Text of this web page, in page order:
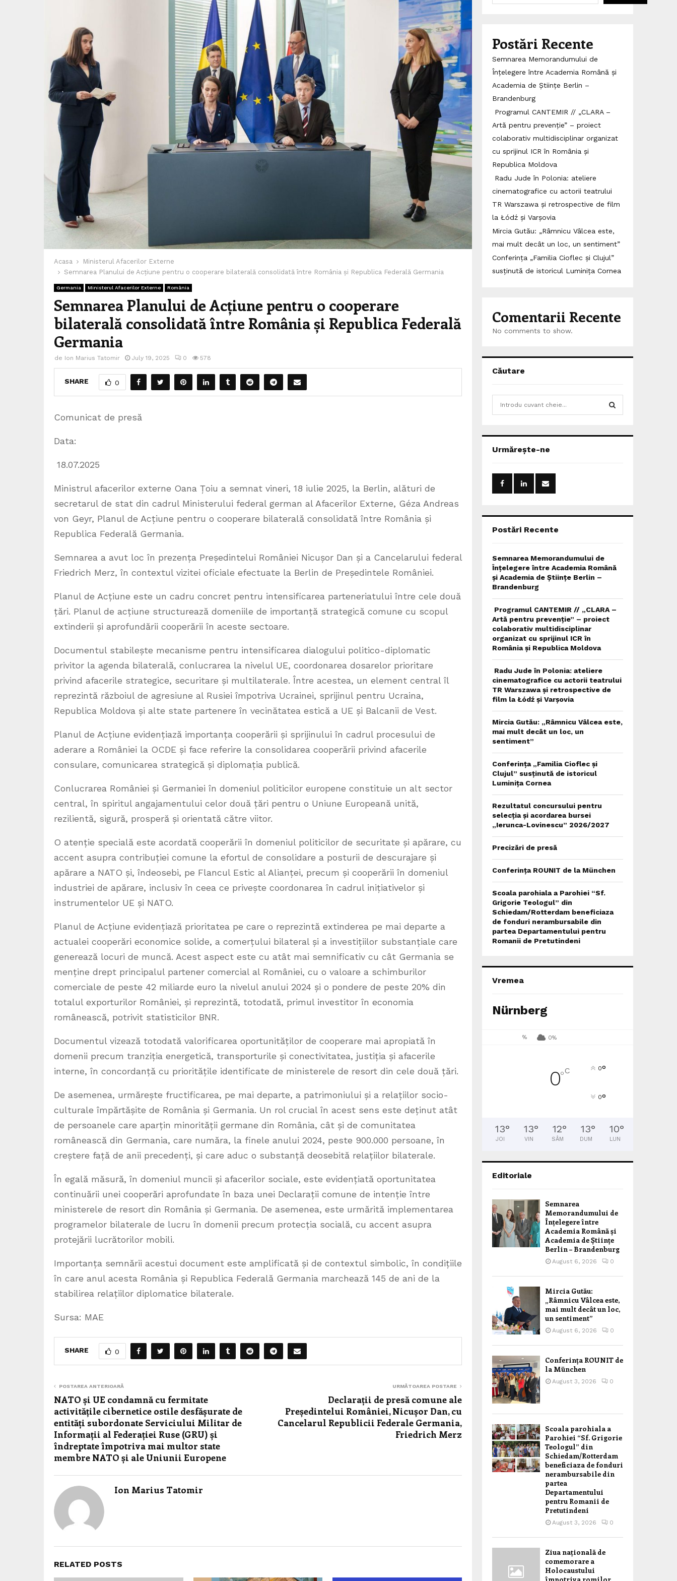
Acasa
Ministerul Afacerilor Externe
Semnarea Planului de Acțiune pentru o cooperare bilaterală consolidată între România și Republica Federală Germania
Germania Ministerul Afacerilor Externe România
Semnarea Planului de Acțiune pentru o cooperare
bilaterală consolidată între România și Republica Federală
Germania
de Ion Marius Tatomir July 19, 2025 0 578
SHARE 0
Comunicat de presă
Data:
18.07.2025
Ministrul afacerilor externe Oana Țoiu a semnat vineri, 18 iulie 2025, la Berlin, alături de
secretarul de stat din cadrul Ministerului federal german al Afacerilor Externe, Géza Andreas
von Geyr, Planul de Acțiune pentru o cooperare bilaterală consolidată între România și
Republica Federală Germania.
Semnarea a avut loc în prezența Președintelui României Nicușor Dan și a Cancelarului federal
Friedrich Merz, în contextul vizitei oficiale efectuate la Berlin de Președintele României.
Planul de Acțiune este un cadru concret pentru intensificarea parteneriatului între cele două
țări. Planul de acțiune structurează domeniile de importanță strategică comune cu scopul
extinderii și aprofundării cooperării în aceste sectoare.
Documentul stabilește mecanisme pentru intensificarea dialogului politico-diplomatic
privitor la agenda bilaterală, conlucrarea la nivelul UE, coordonarea dosarelor prioritare
privind afacerile strategice, securitare și multilaterale. Între acestea, un element central îl
reprezintă războiul de agresiune al Rusiei împotriva Ucrainei, sprijinul pentru Ucraina,
Republica Moldova și alte state partenere în vecinătatea estică a UE și Balcanii de Vest.
Planul de Acțiune evidențiază importanța cooperării și sprijinului în cadrul procesului de
aderare a României la OCDE și face referire la consolidarea cooperării privind afacerile
consulare, comunicarea strategică și diplomația publică.
Conlucrarea României și Germaniei în domeniul politicilor europene constituie un alt sector
central, în spiritul angajamentului celor două țări pentru o Uniune Europeană unită,
rezilientă, sigură, prosperă și orientată către viitor.
O atenție specială este acordată cooperării în domeniul politicilor de securitate și apărare, cu
accent asupra contribuției comune la efortul de consolidare a posturii de descurajare și
apărare a NATO și, îndeosebi, pe Flancul Estic al Alianței, precum și cooperării în domeniul
industriei de apărare, inclusiv în ceea ce privește coordonarea în cadrul inițiativelor și
instrumentelor UE și NATO.
Planul de Acțiune evidențiază prioritatea pe care o reprezintă extinderea pe mai departe a
actualei cooperări economice solide, a comerțului bilateral și a investițiilor substanțiale care
generează locuri de muncă. Acest aspect este cu atât mai semnificativ cu cât Germania se
menține drept principalul partener comercial al României, cu o valoare a schimburilor
comerciale de peste 42 miliarde euro la nivelul anului 2024 și o pondere de peste 20% din
totalul exporturilor României, și reprezintă, totodată, primul investitor în economia
românească, potrivit statisticilor BNR.
Documentul vizează totodată valorificarea oportunităților de cooperare mai apropiată în
domenii precum tranziția energetică, transporturile și conectivitatea, justiția și afacerile
interne, în concordanță cu prioritățile identificate de ministerele de resort din cele două țări.
De asemenea, urmărește fructificarea, pe mai departe, a patrimoniului și a relațiilor socio-
culturale împărtășite de România și Germania. Un rol crucial în acest sens este deținut atât
de persoanele care aparțin minorității germane din România, cât și de comunitatea
românească din Germania, care număra, la finele anului 2024, peste 900.000 persoane, în
creștere față de anii precedenți, și care aduc o substanță deosebită relațiilor bilaterale.
În egală măsură, în domeniul muncii și afacerilor sociale, este evidențiată oportunitatea
continuării unei cooperări aprofundate în baza unei Declarații comune de intenție între
ministerele de resort din România și Germania. De asemenea, este urmărită implementarea
programelor bilaterale de lucru în domenii precum protecția socială, cu accent asupra
protejării lucrătorilor mobili.
Importanța semnării acestui document este amplificată și de contextul simbolic, în condițiile
în care anul acesta România și Republica Federală Germania marchează 145 de ani de la
stabilirea relațiilor diplomatice bilaterale.
Sursa: MAE
SHARE 0
POSTAREA ANTERIOARĂ
NATO și UE condamnă cu fermitate
activitățile cibernetice ostile desfășurate de
entități subordonate Serviciului Militar de
Informații al Federației Ruse (GRU) și
îndreptate împotriva mai multor state
membre NATO și ale Uniunii Europene
URMĂTOAREA POSTARE
Declarații de presă comune ale
Președintelui României, Nicușor Dan, cu
Cancelarul Republicii Federale Germania,
Friedrich Merz
Ion Marius Tatomir
RELATED POSTS
Postări Recente
Semnarea Memorandumului de
Înțelegere între Academia Română și
Academia de Științe Berlin –
Brandenburg
Programul CANTEMIR // „CLARA –
Artă pentru prevenție” – proiect
colaborativ multidisciplinar organizat
cu sprijinul ICR în România și
Republica Moldova
Radu Jude în Polonia: ateliere
cinematografice cu actorii teatrului
TR Warszawa și retrospective de film
la Łódź și Varșovia
Mircia Gutău: „Râmnicu Vâlcea este,
mai mult decât un loc, un sentiment”
Conferința „Familia Cioflec și Clujul”
susținută de istoricul Luminița Cornea
Comentarii Recente
No comments to show.
Căutare
h
o
:
Urmărește-ne
Postări Recente
Semnarea Memorandumului de
Înțelegere între Academia Română
și Academia de Științe Berlin –
Brandenburg
Programul CANTEMIR // „CLARA –
Artă pentru prevenție” – proiect
colaborativ multidisciplinar
organizat cu sprijinul ICR în
România și Republica Moldova
Radu Jude în Polonia: ateliere
cinematografice cu actorii teatrului
TR Warszawa și retrospective de
film la Łódź și Varșovia
Mircia Gutău: „Râmnicu Vâlcea este,
mai mult decât un loc, un
sentiment”
Conferința „Familia Cioflec și
Clujul” susținută de istoricul
Luminița Cornea
Rezultatul concursului pentru
selecția și acordarea bursei
„Ierunca-Lovinescu” 2026/2027
Precizări de presă
Conferința ROUNIT de la München
Scoala parohiala a Parohiei “Sf.
Grigorie Teologul” din
Schiedam/Rotterdam beneficiaza
de fonduri nerambursabile din
partea Departamentului pentru
Romanii de Pretutindeni
Vremea
Nürnberg
% 0%
0°C 0°
0°
13°
JOI
13°
VIN
12°
SÂM
13°
DUM
10°
LUN
Editoriale
Semnarea
Memorandumului de
Înțelegere între
Academia Română și
Academia de Științe
Berlin – Brandenburg
August 6, 2026 0
Mircia Gutău:
„Râmnicu Vâlcea este,
mai mult decât un loc,
un sentiment”
August 6, 2026 0
Conferința ROUNIT de
la München
August 3, 2026 0
Scoala parohiala a
Parohiei “Sf. Grigorie
Teologul” din
Schiedam/Rotterdam
beneficiaza de fonduri
nerambursabile din
partea
Departamentului
pentru Romanii de
Pretutindeni
August 3, 2026 0
Ziua națională de
comemorare a
Holocaustului